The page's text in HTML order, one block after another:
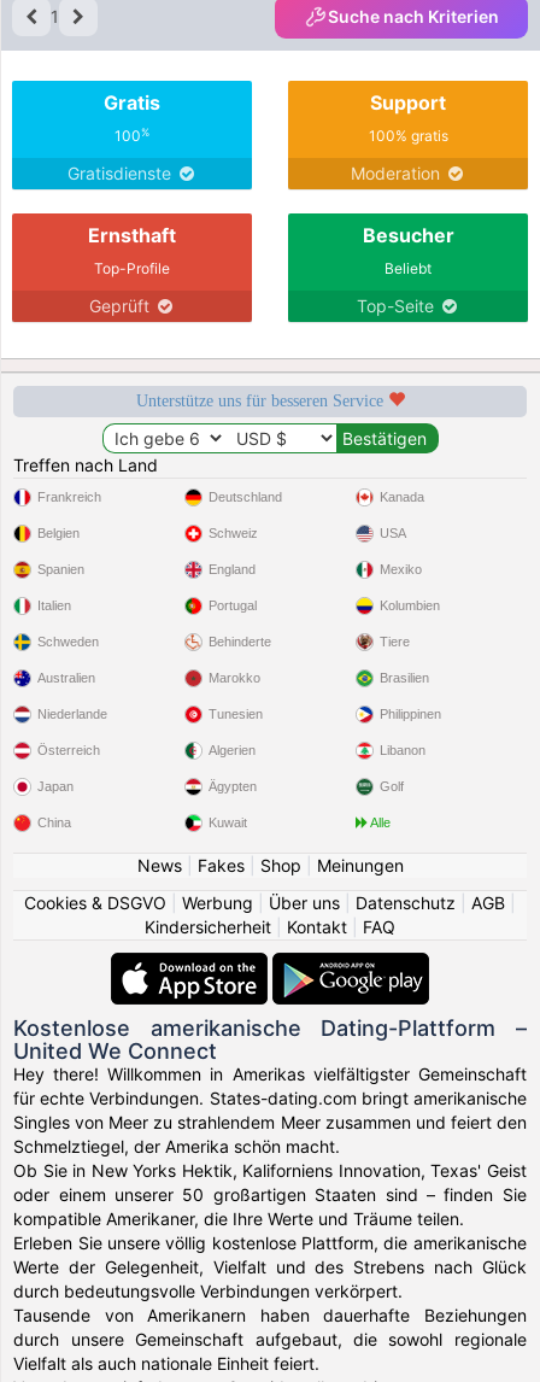
1 Suche nach Kriterien
Gratis
100%
Gratisdienste
Support
100% gratis
Moderation
Ernsthaft
Top-Profile
Geprüft
Besucher
Beliebt
Top-Seite
Unterstütze uns für besseren Service
Treffen nach Land
Frankreich
Belgien
Spanien
Italien
Schweden
Deutschland
Schweiz
England
Portugal
Behinderte
Kanada
USA
Mexiko
Kolumbien
Tiere
Australien
Niederlande
Österreich
Japan
China
Marokko
Tunesien
Algerien
Ägypten
Kuwait
Brasilien
Philippinen
Libanon
Golf
Alle
News| Fakes| Shop
Meinungen
Cookies & DSGVO
Werbung Über uns Datenschutz AGB
Kindersicherheit
Kontakt FAQ
Kostenlose amerikanische Dating-Plattform –
United We Connect
Hey there! Willkommen in Amerikas vielfältigster Gemeinschaft
für echte Verbindungen. States-dating.com bringt amerikanische
Singles von Meer zu strahlendem Meer zusammen und feiert den
Schmelztiegel, der Amerika schön macht.
Ob Sie in New Yorks Hektik, Kaliforniens Innovation, Texas' Geist
oder einem unserer 50 großartigen Staaten sind – finden Sie
kompatible Amerikaner, die Ihre Werte und Träume teilen.
Erleben Sie unsere völlig kostenlose Plattform, die amerikanische
Werte der Gelegenheit, Vielfalt und des Strebens nach Glück
durch bedeutungsvolle Verbindungen verkörpert.
Tausende von Amerikanern haben dauerhafte Beziehungen
durch unsere Gemeinschaft aufgebaut, die sowohl regionale
Vielfalt als auch nationale Einheit feiert.